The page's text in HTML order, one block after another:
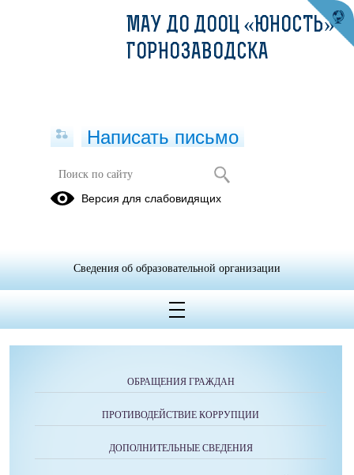
Нормативные правовые и иные акты
в сфере противодействия коррупции
ОБРАЩЕНИЯ ГРАЖДАН
ПРОТИВОДЕЙСТВИЕ КОРРУПЦИИ
ДОПОЛНИТЕЛЬНЫЕ СВЕДЕНИЯ
МАУ ДО ДООЦ «ЮНОСТЬ» Г.
ГОРНОЗАВОДСКА
Написать письмо
Версия для слабовидящих
Сведения об образовательной организации